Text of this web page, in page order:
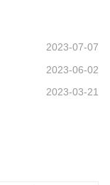
建物周囲の面積は
です。従業員数は
リング技術者は 46
2023-07-07
2023-06-02
2023-03-21